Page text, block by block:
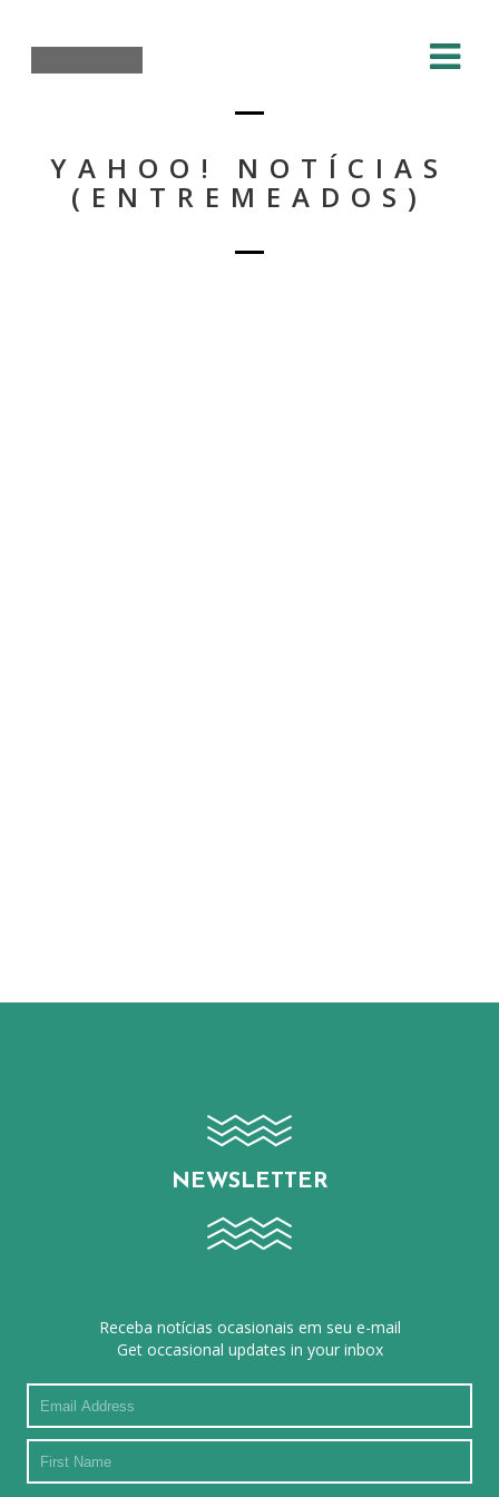
YAHOO! NOTÍCIAS
(ENTREMEADOS)
NEWSLETTER
Receba notícias ocasionais em seu e-mail
Get occasional updates in your inbox